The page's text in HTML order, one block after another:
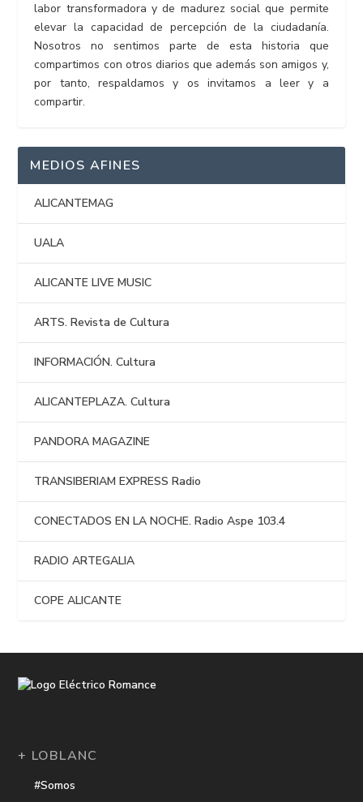
labor transformadora y de madurez social que permite
elevar la capacidad de percepción de la ciudadanía.
Nosotros no sentimos parte de esta historia que
compartimos con otros diarios que además son amigos y,
por tanto, respaldamos y os invitamos a leer y a
compartir.
MEDIOS AFINES
ALICANTEMAG
UALA
ALICANTE LIVE MUSIC
ARTS. Revista de Cultura
INFORMACIÓN. Cultura
ALICANTEPLAZA. Cultura
PANDORA MAGAZINE
TRANSIBERIAM EXPRESS Radio
CONECTADOS EN LA NOCHE. Radio Aspe 103.4
RADIO ARTEGALIA
COPE ALICANTE
+ LOBLANC
#Somos